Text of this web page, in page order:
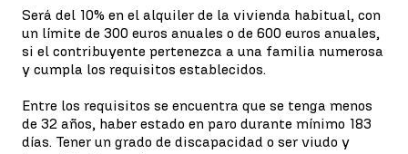
Será del 10% en el alquiler de la vivienda habitual, con
un límite de 300 euros anuales o de 600 euros anuales,
si el contribuyente pertenezca a una familia numerosa
y cumpla los requisitos establecidos.
Entre los requisitos se encuentra que se tenga menos
de 32 años, haber estado en paro durante mínimo 183
días. Tener un grado de discapacidad o ser viudo y